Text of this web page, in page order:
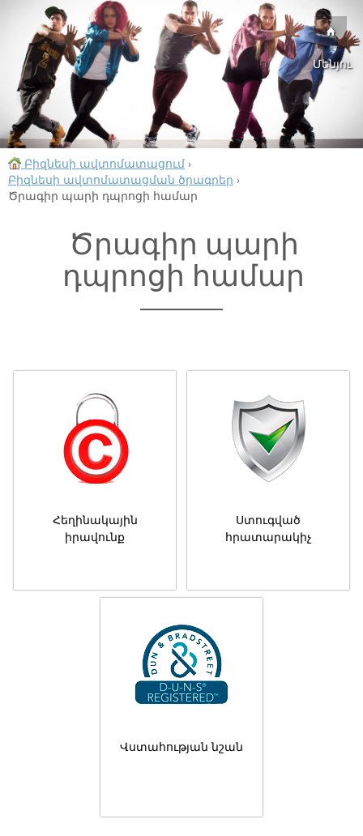
Մենյու
Բիզնեսի ավտոմատացում ›
Բիզնեսի ավտոմատացման ծրագրեր ›
Ծրագիր պարի դպրոցի համար
Ծրագիր պարի
դպրոցի համար
Հեղինակային
իրավունք
Ստուգված
հրատարակիչ
Վստահության նշան